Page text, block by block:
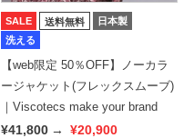
SALE 送料無料
日本製
洗える
【web限定 50％OFF】ノーカラ
ージャケット(フレックスムーブ)
｜Viscotecs make your brand
¥41,800 → ¥20,900